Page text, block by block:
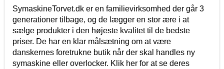
SymaskineTorvet.dk er en familievirksomhed der går 3
generationer tilbage, og de lægger en stor ære i at
sælge produkter i den højeste kvalitet til de bedste
priser. De har en klar målsætning om at være
danskernes foretrukne butik når der skal handles ny
symaskine eller overlocker. Klik her for at se deres